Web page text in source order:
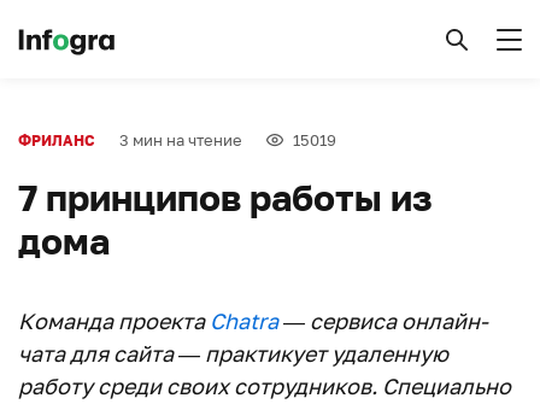
ФРИЛАНС 3 мин на чтение 15019
7 принципов работы из
дома
Команда проекта Chatra— сервиса онлайн-
чата для сайта — практикует удаленную
работу среди своих сотрудников. Специально